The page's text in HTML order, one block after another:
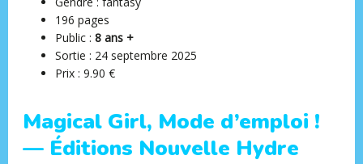
196 pages
Public :8 ans +
Sortie : ‎24 septembre 2025
Prix : 9.90 €
Magical Girl, Mode d’emploi !
— Éditions Nouvelle Hydre